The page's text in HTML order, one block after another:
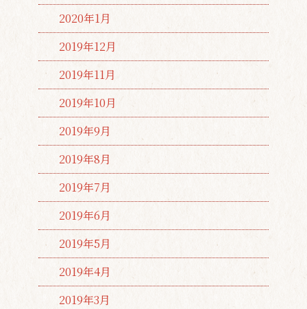
2020年1月
2019年12月
2019年11月
2019年10月
2019年9月
2019年8月
2019年7月
2019年6月
2019年5月
2019年4月
2019年3月